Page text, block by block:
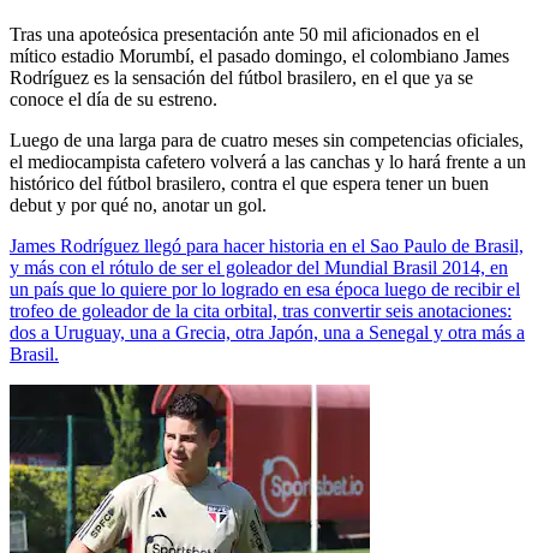
Tras una apoteósica presentación ante 50 mil aficionados en el
mítico estadio Morumbí, el pasado domingo, el colombiano James
Rodríguez es la sensación del fútbol brasilero, en el que ya se
conoce el día de su estreno.
Luego de una larga para de cuatro meses sin competencias oficiales,
el mediocampista cafetero volverá a las canchas y lo hará frente a un
histórico del fútbol brasilero, contra el que espera tener un buen
debut y por qué no, anotar un gol.
James Rodríguez llegó para hacer historia en el Sao Paulo de Brasil,
y más con el rótulo de ser el goleador del Mundial Brasil 2014, en
un país que lo quiere por lo logrado en esa época luego de recibir el
trofeo de goleador de la cita orbital, tras convertir seis anotaciones:
dos a Uruguay, una a Grecia, otra Japón, una a Senegal y otra más a
Brasil.